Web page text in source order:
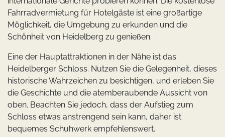
Fahrradvermietung für Hotelgäste ist eine großartige
Möglichkeit, die Umgebung zu erkunden und die
Schönheit von Heidelberg zu genießen.
Eine der Hauptattraktionen in der Nähe ist das
Heidelberger Schloss. Nutzen Sie die Gelegenheit, dieses
historische Wahrzeichen zu besichtigen, und erleben Sie
die Geschichte und die atemberaubende Aussicht von
oben. Beachten Sie jedoch, dass der Aufstieg zum
Schloss etwas anstrengend sein kann, daher ist
bequemes Schuhwerk empfehlenswert.